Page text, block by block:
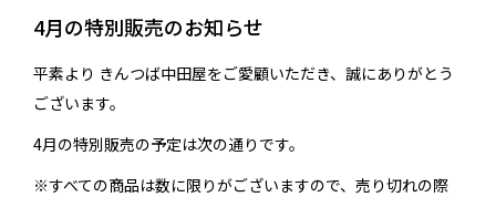
4月の特別販売のお知らせ
平素より きんつば中田屋をご愛顧いただき、誠にありがとう
ございます。
4月の特別販売の予定は次の通りです。
※すべての商品は数に限りがございますので、売り切れの際